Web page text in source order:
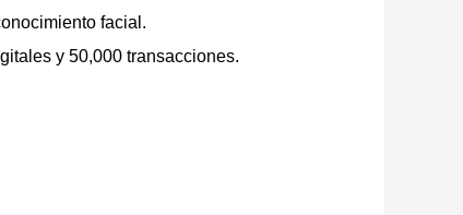
facial.
y 50,000 transacciones.